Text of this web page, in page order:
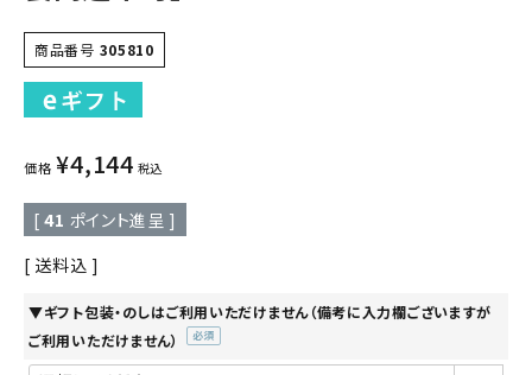
商品番号 305810
価格 ¥4,144 税込
[ 41 ポイント進呈 ]
送料込
▼ギフト包装・のしはご利用いただけません（備考に入力欄ございますが
ご利用いただけません）